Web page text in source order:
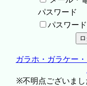
パスワード
パスワー
ガラホ・ガラケー
※不明点ございま